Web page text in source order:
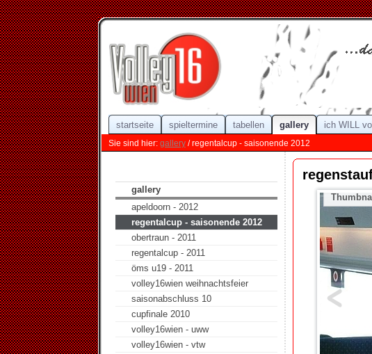
startseite spieltermine tabellen gallery ich WILL
Sie sind hier: gallery/ regentalcup - saisonende 2012
gallery
apeldoorn - 2012
regentalcup - saisonende 2012
obertraun - 2011
regentalcup - 2011
öms u19 - 2011
volley16wien weihnachtsfeier
saisonabschluss 10
cupfinale 2010
volley16wien - uww
volley16wien - vtw